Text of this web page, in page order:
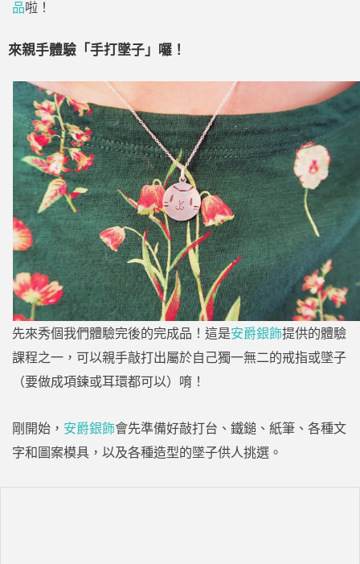
品啦！
來親手體驗「手打墜子」囉！
先來秀個我們體驗完後的完成品！這是安爵銀飾提供的體驗
課程之一，可以親手敲打出屬於自己獨一無二的戒指或墜子
（要做成項鍊或耳環都可以）唷！
剛開始， 安爵銀飾會先準備好敲打台、鐵鎚、紙筆、各種文
字和圖案模具，以及各種造型的墜子供人挑選。